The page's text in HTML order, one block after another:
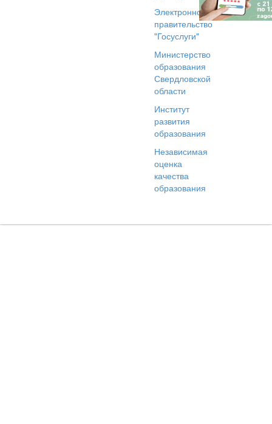
Электронное
правительство
"Госуслуги"
Министерство
образования
Свердловской
области
Институт
развития
образования
Независимая
оценка
качества
образования